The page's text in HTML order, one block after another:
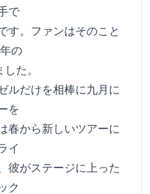
で
す。ファンはそのこと
の
た。
ルだけを相棒に九月に
を
春から新しいツアーに
イ
彼がステージに上った
ク